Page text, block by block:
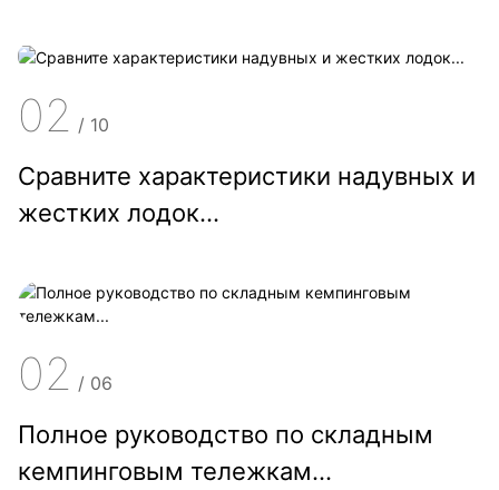
02 / 10
Сравните характеристики надувных и
жестких лодок...
02 / 06
Полное руководство по складным
кемпинговым тележкам...